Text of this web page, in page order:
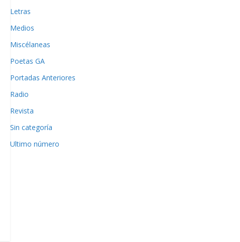
Letras
Medios
Miscélaneas
Poetas GA
Portadas Anteriores
Radio
Revista
Sin categoría
Ultimo número